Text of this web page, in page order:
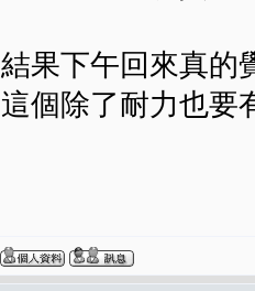
結果下午回來真的
這個除了耐力也要